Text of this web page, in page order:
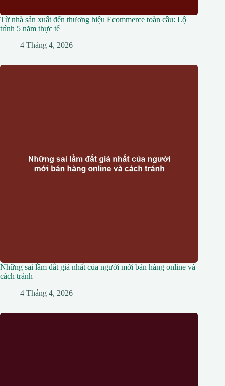
Từ nhà sản xuất đến thương hiệu Ecommerce toàn cầu: Lộ
trình 5 năm thực tế
4 Tháng 4, 2026
Những sai lầm đắt giá nhất của người mới bán hàng online và
cách tránh
4 Tháng 4, 2026